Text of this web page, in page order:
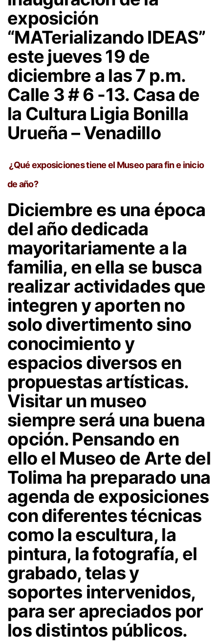
exposición
“MATerializando IDEAS”
este jueves 19 de
diciembre a las 7 p.m.
Calle 3 # 6 -13. Casa de
la Cultura Ligia Bonilla
Urueña – Venadillo
¿Qué exposiciones tiene el Museo para fin e inicio
de año?
Diciembre es una época
del año dedicada
mayoritariamente a la
familia, en ella se busca
realizar actividades que
integren y aporten no
solo divertimento sino
conocimiento y
espacios diversos en
propuestas artísticas.
Visitar un museo
siempre será una buena
opción. Pensando en
ello el Museo de Arte del
Tolima ha preparado una
agenda de exposiciones
con diferentes técnicas
como la escultura, la
pintura, la fotografía, el
grabado, telas y
soportes intervenidos,
para ser apreciados por
los distintos públicos.